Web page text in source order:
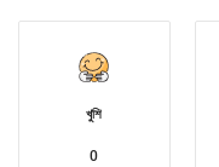
খুশি
0